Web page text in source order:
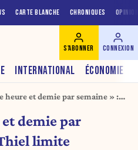
CARTE BLANCHE CHRONIQUES
INTERNATIONAL ÉCONOMIE
S'ABONNER CONNEXION
heure et demie par semaine » :
de ses enfants
demie par
limite